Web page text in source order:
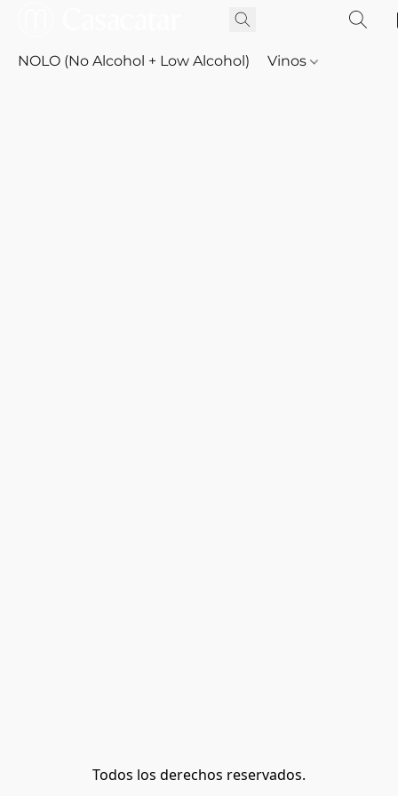
NOLO (No Alcohol + Low Alcohol) Vinos
Todos los derechos reservados.